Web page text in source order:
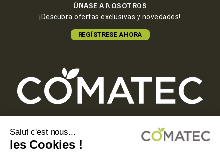
ÚNASE A NOSOTROS
¡Descubra ofertas exclusivas y novedades!
REGÍSTRESE AHORA
COMATEC PACKAGING
Boulevard François-Xavier Fafeur
11000 Carcassonne, FRANCE